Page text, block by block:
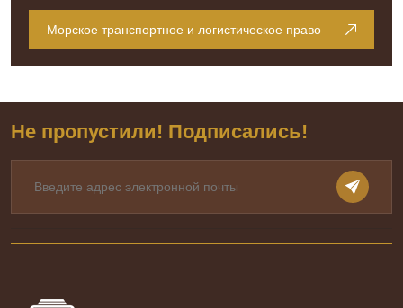
Морское транспортное и логистическое право
Не пропустили! Подписались!